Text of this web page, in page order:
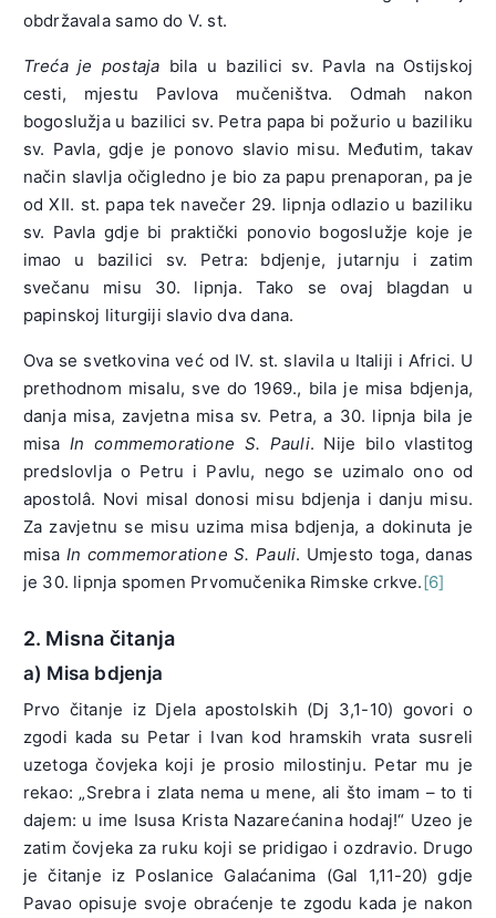
obdržavala samo do V. st.
Treća je postaja bila u bazilici sv. Pavla na Ostijskoj
cesti, mjestu Pavlova mučeništva. Odmah nakon
bogoslužja u bazilici sv. Petra papa bi požurio u baziliku
sv. Pavla, gdje je ponovo slavio misu. Međutim, takav
način slavlja očigledno je bio za papu prenaporan, pa je
od XII. st. papa tek navečer 29. lipnja odlazio u baziliku
sv. Pavla gdje bi praktički ponovio bogoslužje koje je
imao u bazilici sv. Petra: bdjenje, jutarnju i zatim
svečanu misu 30. lipnja. Tako se ovaj blagdan u
papinskoj liturgiji slavio dva dana.
Ova se svetkovina već od IV. st. slavila u Italiji i Africi. U
prethodnom misalu, sve do 1969., bila je misa bdjenja,
danja misa, zavjetna misa sv. Petra, a 30. lipnja bila je
misaIn commemoratione S. Pauli. Nije bilo vlastitog
predslovlja o Petru i Pavlu, nego se uzimalo ono od
apostolâ. Novi misal donosi misu bdjenja i danju misu.
Za zavjetnu se misu uzima misa bdjenja, a dokinuta je
misaIn commemoratione S. Pauli. Umjesto toga, danas
je 30. lipnja spomen Prvomučenika Rimske crkve.[6]
2. Misna čitanja
a) Misa bdjenja
Prvo čitanje iz Djela apostolskih (Dj 3,1-10) govori o
zgodi kada su Petar i Ivan kod hramskih vrata susreli
uzetoga čovjeka koji je prosio milostinju. Petar mu je
rekao: „Srebra i zlata nema u mene, ali što imam – to ti
dajem: u ime Isusa Krista Nazarećanina hodaj!“ Uzeo je
zatim čovjeka za ruku koji se pridigao i ozdravio. Drugo
je čitanje iz Poslanice Galaćanima (Gal 1,11-20) gdje
Pavao opisuje svoje obraćenje te zgodu kada je nakon